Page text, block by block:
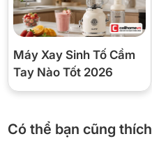
Máy Xay Sinh Tố Cầm
Tay Nào Tốt 2026
Có thể bạn cũng thích